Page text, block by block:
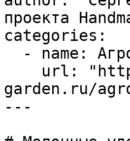
проекта
categories:
garden.ru/
---